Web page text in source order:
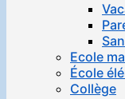
Ecole
École
Collège